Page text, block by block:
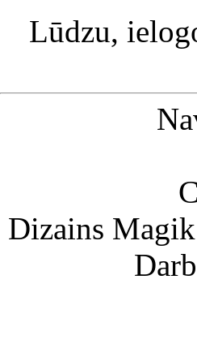
Lūdzu,
Dizains